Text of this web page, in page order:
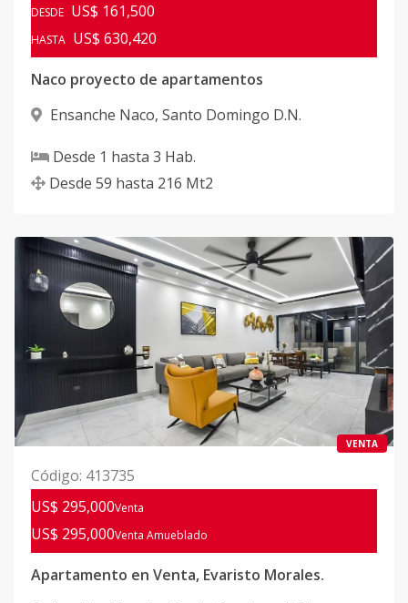
DESDE US$ 161,500
HASTA US$ 630,420
Naco proyecto de apartamentos
Ensanche Naco, Santo Domingo D.N.
Desde 1 hasta 3 Hab.
Desde 59 hasta 216 Mt2
VENTA
Código: 413735
US$ 295,000Venta
US$ 295,000Venta Amueblado
Apartamento en Venta, Evaristo Morales.